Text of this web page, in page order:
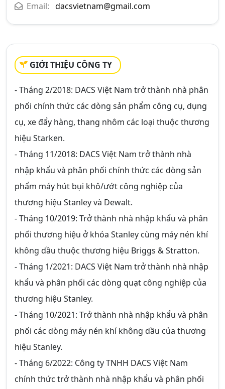
Email: dacsvietnam@gmail.com
GIỚI THIỆU CÔNG TY
- Tháng 2/2018: DACS Việt Nam trở thành nhà phân
phối chính thức các dòng sản phẩm công cụ, dụng
cụ, xe đẩy hàng, thang nhôm các loại thuộc thương
hiệu Starken.
- Tháng 11/2018: DACS Việt Nam trở thành nhà
nhập khẩu và phân phối chính thức các dòng sản
phẩm máy hút bụi khô/ướt công nghiệp của
thương hiệu Stanley và Dewalt.
- Tháng 10/2019: Trở thành nhà nhập khẩu và phân
phối thương hiệu ở khóa Stanley cùng máy nén khí
không dầu thuộc thương hiệu Briggs & Stratton.
- Tháng 1/2021: DACS Việt Nam trở thành nhà nhập
khẩu và phân phối các dòng quạt công nghiệp của
thương hiệu Stanley.
- Tháng 10/2021: Trở thành nhà nhập khẩu và phân
phối các dòng máy nén khí không dầu của thương
hiệu Stanley.
- Tháng 6/2022: Công ty TNHH DACS Việt Nam
chính thức trở thành nhà nhập khẩu và phân phối